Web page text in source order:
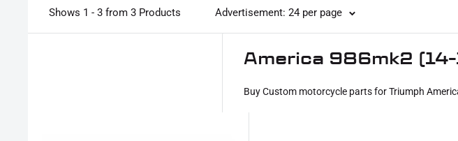
Shows 1 - 3 from 3 Products Advertisement: 24 per page
America 986mk2
Buy Custom motorcycle parts for Triumph